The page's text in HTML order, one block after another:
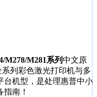
M278/M281系列中文原
列彩色激光打印机与多
台机型，是处理惠普中小
南！